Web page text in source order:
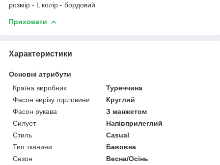
розмір - L колір - бордовий
Приховати
Характеристики
Основні атрибути
Країна виробник
Туреччина
Фасон вирізу горловини
Круглий
Фасон рукава
З манжетом
Силует
Напівприлеглий
Стиль
Casual
Тип тканини
Бавовна
Сезон
Весна/Осінь